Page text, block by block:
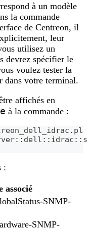
à un modèle
la commande
de Centreon, il
leur
utilisez un
devrez spécifier le
voulez tester la
dans votre terminal.
affichés en
à la commande :
:
associé
SNMP-
SNMP-